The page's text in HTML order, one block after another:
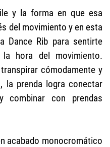
y la forma en que esa
del movimiento y en esta
Dance Rib para sentirte
hora del movimiento.
cómodamente y
la prenda logra conectar
combinar con prendas
acabado monocromático